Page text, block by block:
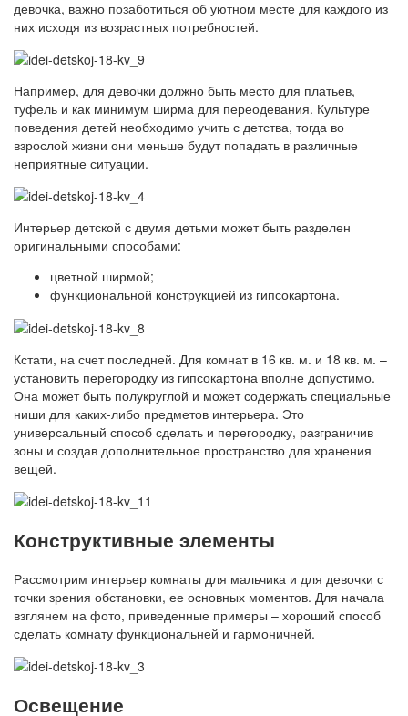
девочка, важно позаботиться об уютном месте для каждого из
них исходя из возрастных потребностей.
Например, для девочки должно быть место для платьев,
туфель и как минимум ширма для переодевания. Культуре
поведения детей необходимо учить с детства, тогда во
взрослой жизни они меньше будут попадать в различные
неприятные ситуации.
Интерьер детской с двумя детьми может быть разделен
оригинальными способами:
цветной ширмой;
функциональной конструкцией из гипсокартона.
Кстати, на счет последней. Для комнат в 16 кв. м. и 18 кв. м. –
установить перегородку из гипсокартона вполне допустимо.
Она может быть полукруглой и может содержать специальные
ниши для каких-либо предметов интерьера. Это
универсальный способ сделать и перегородку, разграничив
зоны и создав дополнительное пространство для хранения
вещей.
Конструктивные элементы
Рассмотрим интерьер комнаты для мальчика и для девочки с
точки зрения обстановки, ее основных моментов. Для начала
взглянем на фото, приведенные примеры – хороший способ
сделать комнату функциональней и гармоничней.
Освещение